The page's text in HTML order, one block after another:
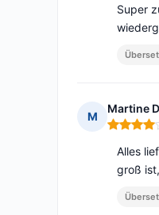
Super
M
Martine
Hinweis:
Alles
groß